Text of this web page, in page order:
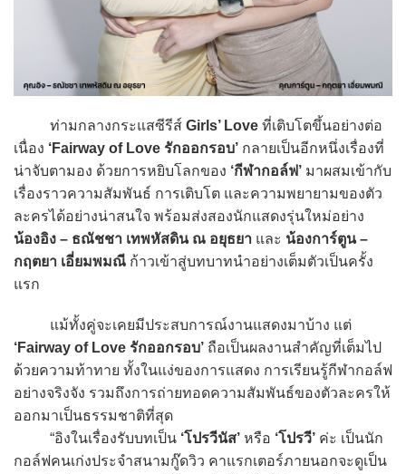
ท่ามกลางกระแสซีรีส์ Girls’ Love ที่เติบโตขึ้นอย่างต่อ
เนื่อง ‘Fairway of Love รักออกรอบ’ กลายเป็นอีกหนึ่งเรื่องที่
น่าจับตามอง ด้วยการหยิบโลกของ ‘กีฬากอล์ฟ’ มาผสมเข้ากับ
เรื่องราวความสัมพันธ์ การเติบโต และความพยายามของตัว
ละครได้อย่างน่าสนใจ พร้อมส่งสองนักแสดงรุ่นใหม่อย่าง
น้องอิง – ธณัชชา เทพหัสดิน ณ อยุธยา และ น้องการ์ตูน –
กฤตยา เอี่ยมพมณี ก้าวเข้าสู่บทบาทนำอย่างเต็มตัวเป็นครั้ง
แรก
แม้ทั้งคู่จะเคยมีประสบการณ์งานแสดงมาบ้าง แต่
‘Fairway of Love รักออกรอบ’ ถือเป็นผลงานสำคัญที่เต็มไป
ด้วยความท้าทาย ทั้งในแง่ของการแสดง การเรียนรู้กีฬากอล์ฟ
อย่างจริงจัง รวมถึงการถ่ายทอดความสัมพันธ์ของตัวละครให้
ออกมาเป็นธรรมชาติที่สุด
“อิงในเรื่องรับบทเป็น ‘โปรวีนัส’ หรือ ‘โปรวี’ ค่ะ เป็นนัก
กอล์ฟคนเก่งประจำสนามกู๊ดวิว คาแรกเตอร์ภายนอกจะดูเป็น